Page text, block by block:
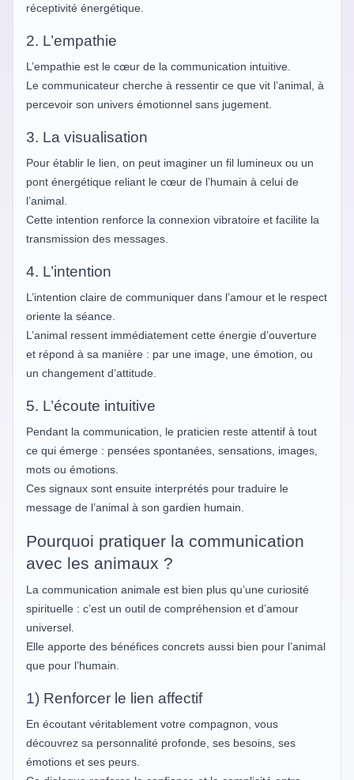
réceptivité énergétique.
2. L’empathie
L’empathie est le cœur de la communication intuitive.
Le communicateur cherche à ressentir ce que vit l’animal, à
percevoir son univers émotionnel sans jugement.
3. La visualisation
Pour établir le lien, on peut imaginer un fil lumineux ou un
pont énergétique reliant le cœur de l’humain à celui de
l’animal.
Cette intention renforce la connexion vibratoire et facilite la
transmission des messages.
4. L’intention
L’intention claire de communiquer dans l’amour et le respect
oriente la séance.
L’animal ressent immédiatement cette énergie d’ouverture
et répond à sa manière : par une image, une émotion, ou
un changement d’attitude.
5. L’écoute intuitive
Pendant la communication, le praticien reste attentif à tout
ce qui émerge : pensées spontanées, sensations, images,
mots ou émotions.
Ces signaux sont ensuite interprétés pour traduire le
message de l’animal à son gardien humain.
Pourquoi pratiquer la communication
avec les animaux ?
La communication animale est bien plus qu’une curiosité
spirituelle : c’est un outil de compréhension et d’amour
universel.
Elle apporte des bénéfices concrets aussi bien pour l’animal
que pour l’humain.
1) Renforcer le lien affectif
En écoutant véritablement votre compagnon, vous
découvrez sa personnalité profonde, ses besoins, ses
émotions et ses peurs.